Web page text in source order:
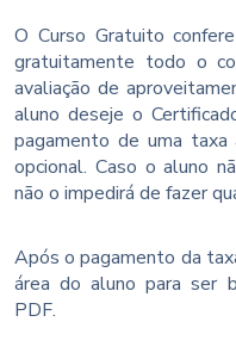
O Curso Gratuito
gratuitamente todo o
avaliação de
aluno deseje o
pagamento de uma
opcional. Caso o aluno
não o impedirá de fazer
Após o pagamento da
área do aluno para ser
PDF.